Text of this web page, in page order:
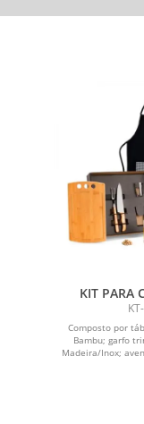
KIT PARA
Composto por
Bambu; garfo
Madeira/Inox;